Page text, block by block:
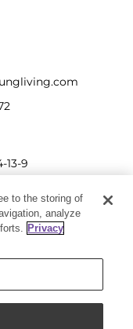
13-9
| All Rights Reserved
to the storing of
analyze
Privacy